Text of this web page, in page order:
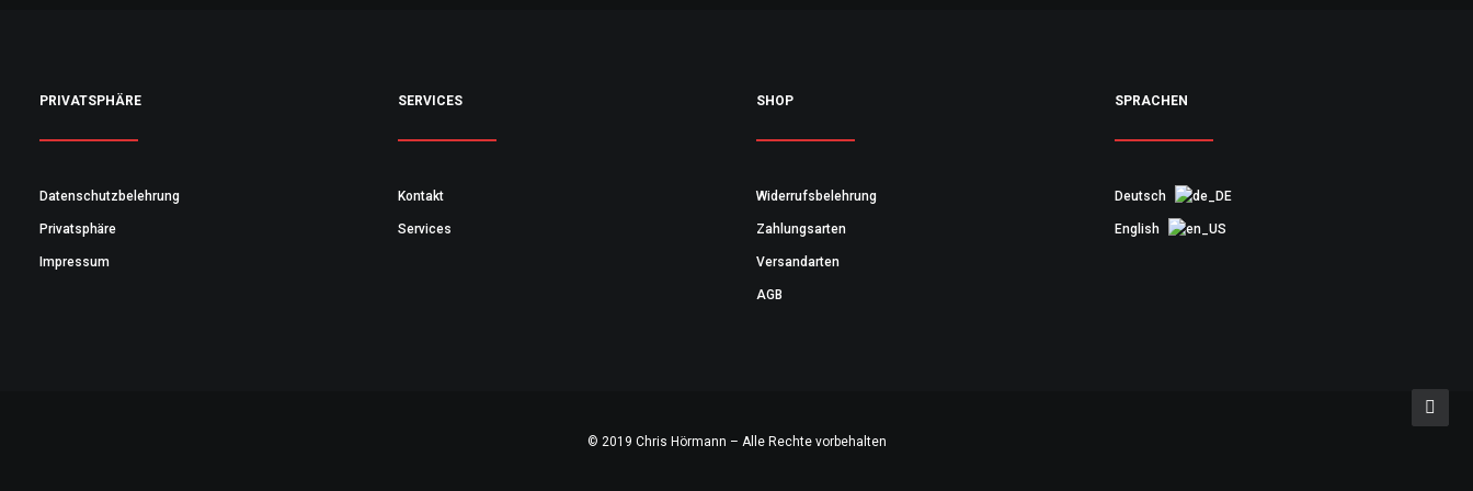
PRIVATSPHÄRE
Datenschutzbelehrung
Privatsphäre
Impressum
SERVICES
Kontakt
Services
SHOP
Widerrufsbelehrung
Zahlungsarten
Versandarten
AGB
SPRACHEN
Deutsch
English
© 2019 Chris Hörmann – Alle Rechte vorbehalten